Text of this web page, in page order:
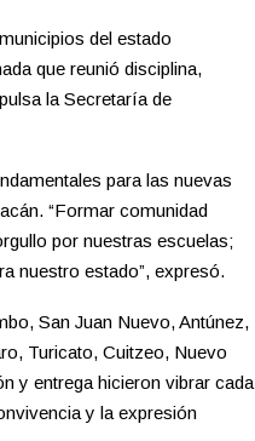
del estado
que reunió disciplina,
la Secretaría de
para las nuevas
“Formar comunidad
por nuestras escuelas;
nuestro estado”, expresó.
San Juan Nuevo, Antúnez,
Turicato, Cuitzeo, Nuevo
y entrega hicieron vibrar cada
y la expresión